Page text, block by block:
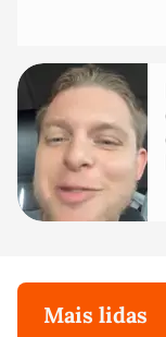
Mais lidas